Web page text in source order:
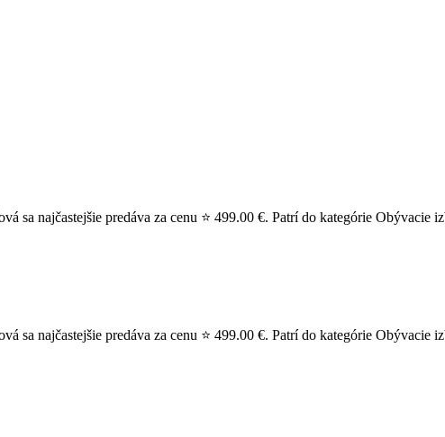
sa najčastejšie predáva za cenu ⭐ 499.00 €. Patrí do kategórie Obývacie
sa najčastejšie predáva za cenu ⭐ 499.00 €. Patrí do kategórie